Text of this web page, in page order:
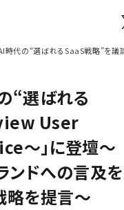
時代の“選ばれるSaaS戦略”を
“選ばれる
User
～」に登壇～
ンドへの言及を
略を提言～